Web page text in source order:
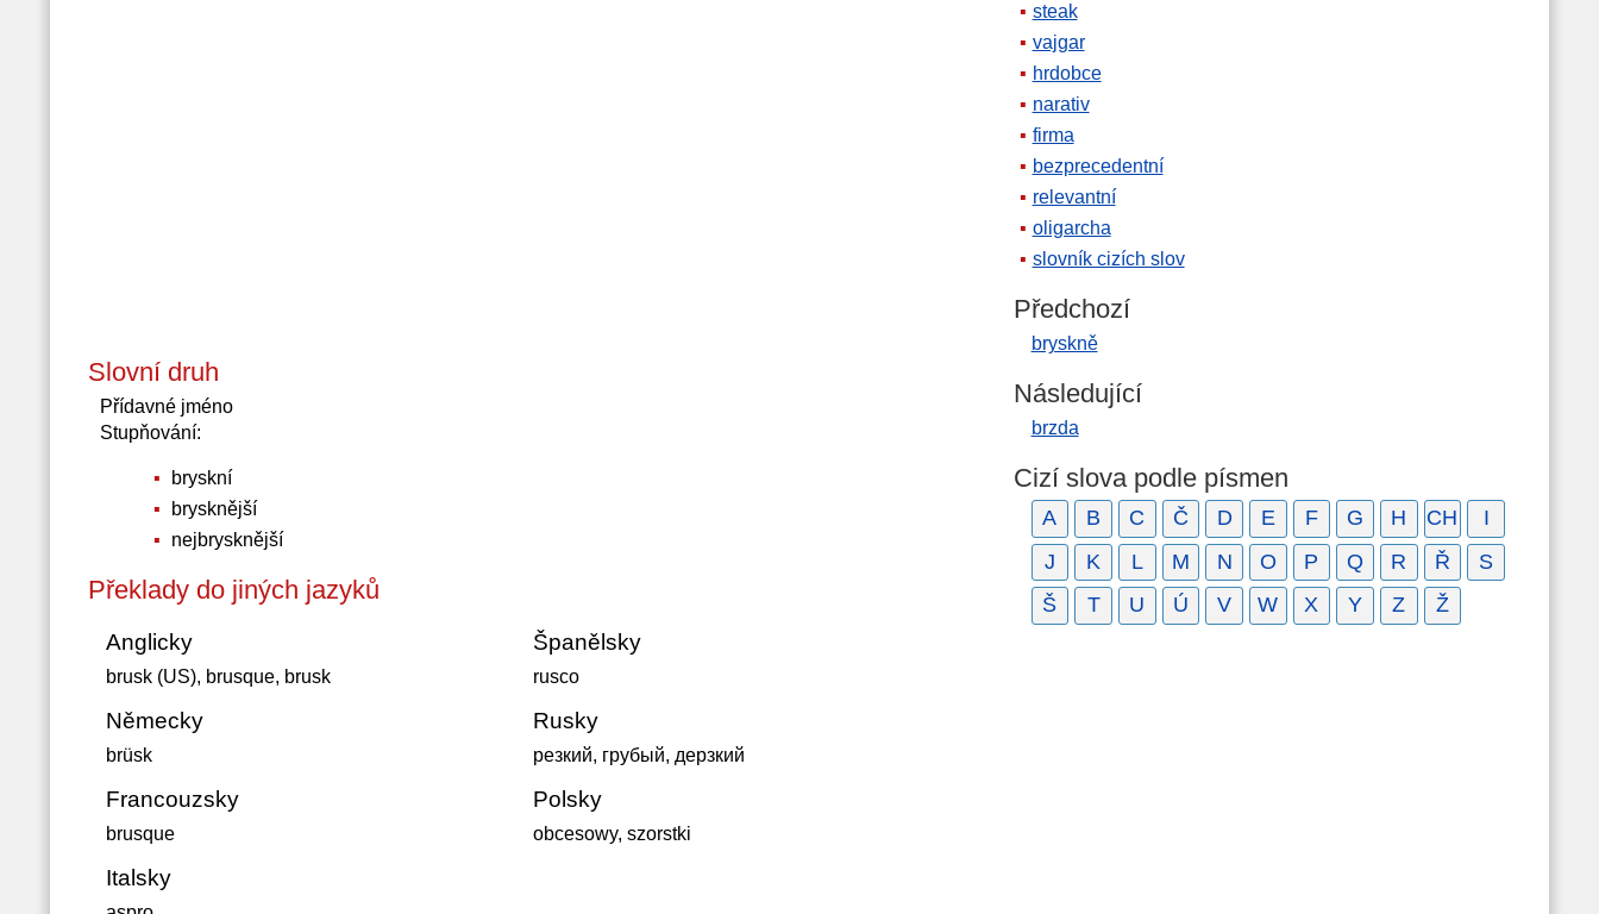
Slovní druh
Přídavné jméno
Stupňování:
bryskní
brysknější
nejbrysknější
Překlady do jiných jazyků
Anglicky
brusk (US), brusque, brusk
Německy
brüsk
Francouzsky
brusque
Italsky
Španělsky
rusco
Rusky
резкий, грубый, дерзкий
Polsky
obcesowy, szorstki
steak
vajgar
hrdobce
narativ
firma
bezprecedentní
relevantní
oligarcha
slovník cizích slov
Předchozí
bryskně
Následující
brzda
Cizí slova podle písmen
A B C Č D E F G H CH
I
J
K L M N O P Q R Ř
S
Š
T U Ú V W X Y Z Ž